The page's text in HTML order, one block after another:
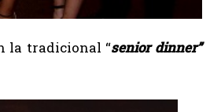
la tradicional “senior dinner”